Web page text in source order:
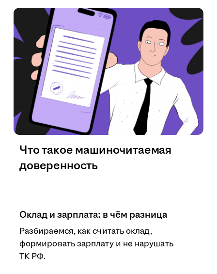
Оклад и зарплата: в чём разница
Разбираемся, как считать оклад,
формировать зарплату и не нарушать
ТК РФ.
Что такое машиночитаемая
доверенность